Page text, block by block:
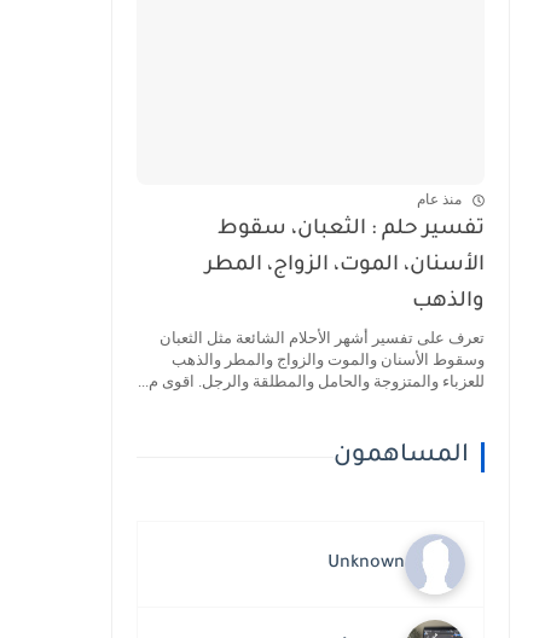
منذ عام
تفسير حلم : الثعبان، سقوط
الأسنان، الموت، الزواج، المطر
والذهب
تعرف على تفسير أشهر الأحلام الشائعة مثل الثعبان
وسقوط الأسنان والموت والزواج والمطر والذهب
للعزباء والمتزوجة والحامل والمطلقة والرجل. اقوى م...
المساهمون
Unknown